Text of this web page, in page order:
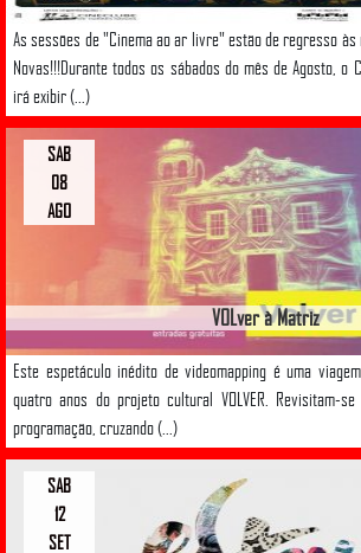
As sessões de "Cinema ao ar livre" estão de regresso
Novas!!!Durante todos os sábados do mês de Agosto, o
irá exibir (...)
VOLver à Matriz
Este espetáculo inédito de videomapping é uma
quatro anos do projeto cultural VOLVER. Revisitam-
programação, cruzando (...)
SAB
08
AGO
SAB
12
SET